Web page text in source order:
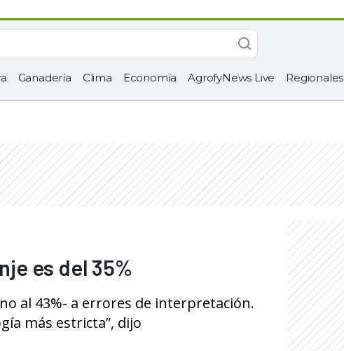
Ganadería Clima Economía AgrofyNews Live Regionales
es del 35%
al 43%- a errores de interpretación.
más estricta”, dijo